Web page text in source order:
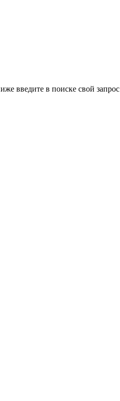
введите в поиске свой запрос